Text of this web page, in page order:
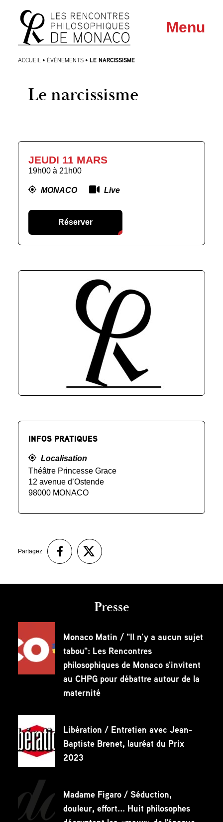
Aller
au
menu
Aller au
contenu
Menu
ACCUEIL • ÉVÈNEMENTS • LE NARCISSISME
Le narcissisme
JEUDI 11 MARS
19h00 à 21h00
MONACO Live
Réserver
INFOS PRATIQUES
Localisation
Théâtre Princesse Grace
12 avenue d’Ostende
98000 MONACO
Partagez
Presse
Monaco Matin / "Il n’y a aucun sujet
tabou": Les Rencontres
philosophiques de Monaco s'invitent
au CHPG pour débattre autour de la
maternité
Libération / Entretien avec Jean-
Baptiste Brenet, lauréat du Prix
2023
Madame Figaro / Séduction,
douleur, effort... Huit philosophes